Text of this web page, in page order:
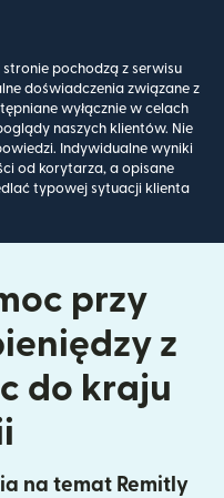
pochodzą z serwisu
doświadczenia związane z
wyłącznie w celach
naszych klientów. Nie
Indywidualne wyniki
od korytarza, a opisane
typowej sytuacji klienta
przy
z
do kraju
na temat Remitly